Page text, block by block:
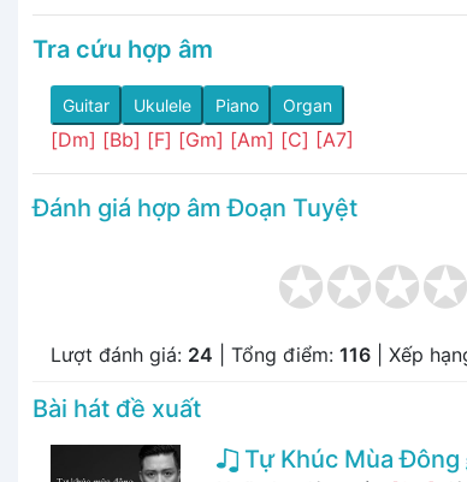
Tra cứu hợp âm
Guitar Ukulele Piano Organ
[Dm] [Bb] [F] [Gm] [Am] [C] [A7]
Đánh giá hợp âm Đoạn Tuyệt
Lượt đánh giá: 24 | Tổng điểm: 116 | Xếp
Bài hát đề xuất
Tự Khúc Mùa Đông